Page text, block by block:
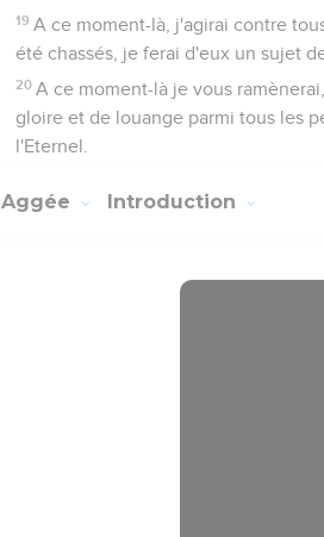
19 A ce moment-là, j'agirai contre
été chassés, je ferai d'eux un sujet
20 A ce moment-là je vous
gloire et de louange parmi tous les
l'Eternel.
Aggée Introduction